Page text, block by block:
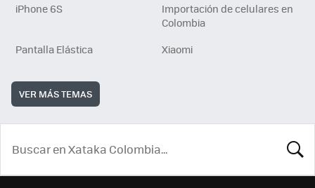
iPhone 6S
Importación de celulares en
Colombia
Pantalla Elástica
Xiaomi
VER MÁS TEMAS